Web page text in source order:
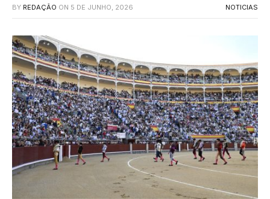
BY REDAÇÃO ON 5 DE JUNHO, 2026 NOTICIAS